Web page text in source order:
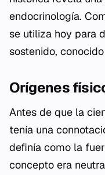
endocrinología.
se utiliza hoy para
sostenido,
Orígenes
Antes de que la
tenía una
definía como la
concepto era